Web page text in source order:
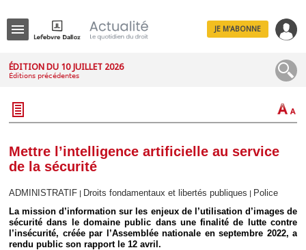
JE M'ABONNE
ÉDITION DU 10 JUILLET 2026
Éditions précédentes
Mettre l’intelligence artificielle au service
de la sécurité
ADMINISTRATIF Droits fondamentaux et libertés publiques
Police
La mission d’information sur les enjeux de l’utilisation d’images de
sécurité dans le domaine public dans une finalité de lutte contre
l’insécurité, créée par l’Assemblée nationale en septembre 2022, a
rendu public son rapport le 12 avril.